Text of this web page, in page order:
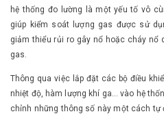
hệ thống đo lường là một yếu tố vô
giúp kiểm soát lượng gas được sử
giảm thiểu rủi ro gây nổ hoặc cháy nổ
gas.
Thông qua việc lắp đặt các bộ điều
nhiệt độ, hàm lượng khí ga... vào hệ
chỉnh những thông số này một cách